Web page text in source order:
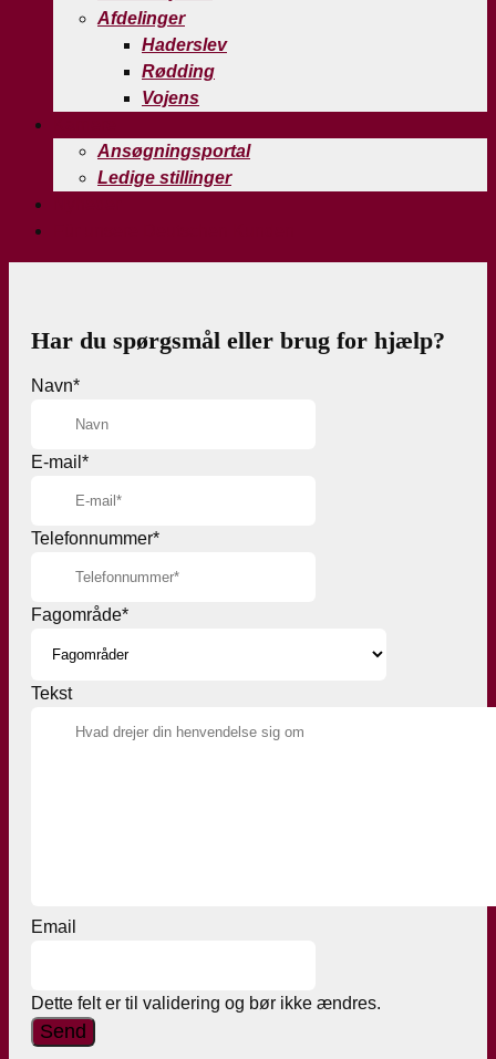
Afdelinger
Haderslev
Rødding
Vojens
Ansøgningsportal
Ledige stillinger
Har du spørgsmål eller brug for hjælp?
Navn*
E-mail *
Telefonnummer*
Fagområde*
Tekst
Email
Dette felt er til validering og bør ikke ændres.